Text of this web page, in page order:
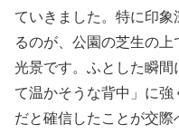
ていきました。特に印
るのが、公園の芝生の
光景です。ふとした瞬間
て温かそうな背中」に
だと確信したことが交際